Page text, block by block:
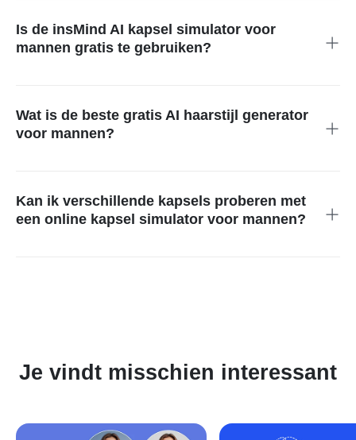
hairstylingdiensten boeken.
Is de insMind AI kapsel simulator voor
mannen gratis te gebruiken?
Wat is de beste gratis AI haarstijl generator
voor mannen?
meerdere stijlopties.
Kan ik verschillende kapsels proberen met
een online kapsel simulator voor mannen?
Je vindt misschien interessant